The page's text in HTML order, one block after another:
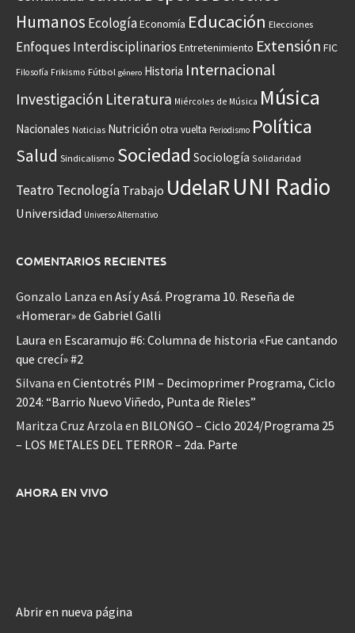
Humanos EcologíaEconomía Educación Elecciones
Enfoques Interdisciplinarios Entretenimiento Extensión FIC
Filosofía Frikismo Fútbol género Historia Internacional
Investigación Literatura Miércoles de Música Música
Nacionales Noticias Nutrición otra vuelta Periodismo Política
Salud Sindicalismo Sociedad Sociología Solidaridad
Teatro Tecnología Trabajo UdelaRUNI Radio
Universidad Universo Alternativo
COMENTARIOS RECIENTES
Gonzalo Lanza en Así y Asá. Programa 10. Reseña de
«Homerar» de Gabriel Galli
Laura en Escaramujo #6: Columna de historia «Fue cantando
que crecí» #2
Silvana en Cientotrés PIM – Decimoprimer Programa, Ciclo
2024: “Barrio Nuevo Viñedo, Punta de Rieles”
Maritza Cruz Arzola en BILONGO – Ciclo 2024/Programa 25
– LOS METALES DEL TERROR – 2da. Parte
AHORA EN VIVO
Abrir en nueva página